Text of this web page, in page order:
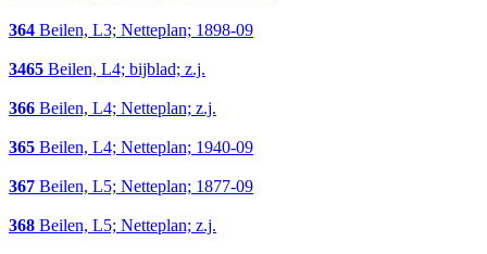
364 Beilen, L3; Netteplan; 1898-09
3465 Beilen, L4; bijblad; z.j.
366 Beilen, L4; Netteplan; z.j.
365 Beilen, L4; Netteplan; 1940-09
367 Beilen, L5; Netteplan; 1877-09
368 Beilen, L5; Netteplan; z.j.